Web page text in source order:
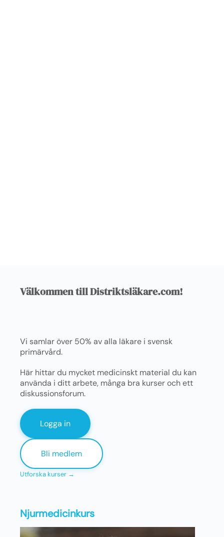
Välkommen till Distriktsläkare.com!
Vi samlar över 50% av alla läkare i svensk
primärvård.
Här hittar du mycket medicinskt material du kan
använda i ditt arbete, många bra kurser och ett
diskussionsforum.
Logga in
Bli medlem
Utforska kurser →
Njurmedicinkurs